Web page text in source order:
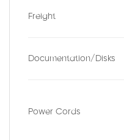
Freight
Documentation/Disks
Power Cords